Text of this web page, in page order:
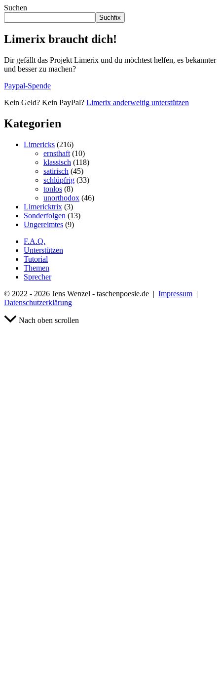
Suchen
Suchfix
Limerix braucht dich!
Dir gefällt das Projekt Limerix und du möchtest helfen, es bekannter
und besser zu machen?
Paypal-Spende
Kein Geld? Kein PayPal? Limerix anderweitig unterstützen
Kategorien
Limericks (216)
ernsthaft (10)
klassisch (118)
satirisch (45)
schlüpfrig (33)
tonlos (8)
unorthodox (46)
Limericktrix (3)
Sonderfolgen (13)
Ungereimtes (9)
F.A.Q.
Unterstützen
Tutorial
Themen
Sprecher
© 2022 - 2026 Jens Wenzel - taschenpoesie.de | Impressum |
Datenschutzerklärung
Nach oben scrollen